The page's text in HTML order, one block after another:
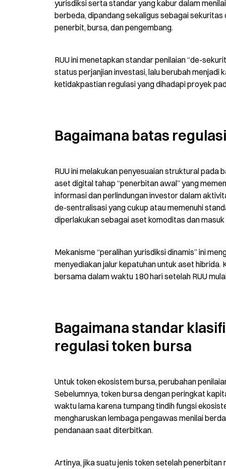
yurisdiksi serta standar yang kabur dalam
berbeda, dipandang sekaligus sebagai
penerbit, bursa, dan pengembang.
RUU ini menetapkan standar penilaian “de-
status perjanjian investasi, lalu berubah
ketidakpastian regulasi yang dihadapi proyek
Bagaimana batas
RUU ini melakukan penyesuaian struktural
aset digital tahap “penerbitan awal” yang
informasi dan perlindungan investor dalam
de-sentralisasi yang cukup atau memenuhi
diperlakukan sebagai aset komoditas dan
Mekanisme “peralihan yurisdiksi dinamis” ini
menyediakan jalur kepatuhan untuk aset
bersama dalam waktu 180 hari setelah RUU
Bagaimana standar
regulasi token bursa
Untuk token ekosistem bursa, perubahan
Sebelumnya, token bursa dengan peringkat
waktu lama karena tumpang tindih fungsi
mengharuskan lembaga pengawas menilai
pendanaan saat diterbitkan.
Artinya, jika suatu jenis token setelah